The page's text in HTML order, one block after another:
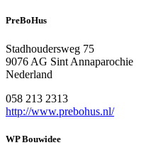
PreBoHus
Stadhoudersweg 75
9076 AG Sint Annaparochie
Nederland
058 213 2313
http://www.prebohus.nl/
WP Bouwidee